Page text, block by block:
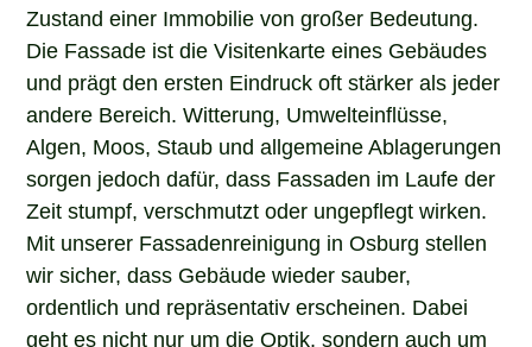
Zustand einer Immobilie von großer Bedeutung.
Die Fassade ist die Visitenkarte eines Gebäudes
und prägt den ersten Eindruck oft stärker als jeder
andere Bereich. Witterung, Umwelteinflüsse,
Algen, Moos, Staub und allgemeine Ablagerungen
sorgen jedoch dafür, dass Fassaden im Laufe der
Zeit stumpf, verschmutzt oder ungepflegt wirken.
Mit unserer Fassadenreinigung in Osburg stellen
wir sicher, dass Gebäude wieder sauber,
ordentlich und repräsentativ erscheinen. Dabei
geht es nicht nur um die Optik, sondern auch um